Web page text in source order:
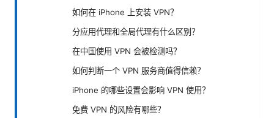
如何在 iPhone 上安装 VPN？
分应用代理和全局代理有什么区别？
在中国使用 VPN 会被检测吗？
如何判断一个 VPN 服务商值得信赖？
iPhone 的哪些设置会影响 VPN 使用？
免费 VPN 的风险有哪些？